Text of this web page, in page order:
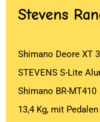
Stevens
Shimano Deore XT
STEVENS S-Lite
Shimano BR-MT410
13,4 Kg, mit Pedalen